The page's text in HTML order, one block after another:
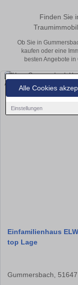
Alle Cookies
Einstellungen
Finden Sie
Ob Sie in
kaufen oder eine
besten Angebote
Einfamilienhaus
top Lage
Gummersbach, 51647